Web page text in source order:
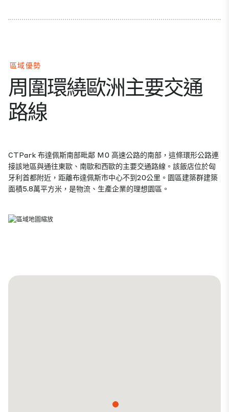
區域優勢
周圍環繞歐洲主要交通
路線
CTPark 布達佩斯南部毗鄰 M0 高速公路的南部，這條環形公路連
接該地區與通往東歐、南歐和西歐的主要交通路線。該飯店位於匈
牙利首都附近，距離布達佩斯市中心不到20公里。園區建築群建築
面積5.8萬平方米，是物流、生產企業的理想園區。